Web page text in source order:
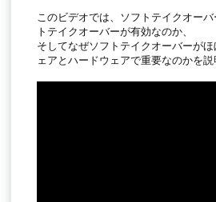
このビデオでは、ソフトテイクオー
トテイクオーバーが有効なのか、
そしてなぜソフトテイクオーバーが
ェアとハードウェアで重要なのかを説